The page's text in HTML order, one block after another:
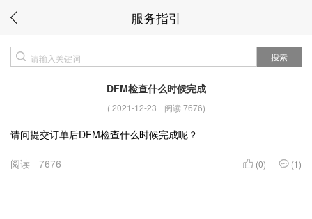
服务指引
搜索
DFM检查什么时候完成
(2021-12-23 阅读 7676)
请问提交订单后DFM检查什么时候完成呢？
阅读 7676 (0) (1)